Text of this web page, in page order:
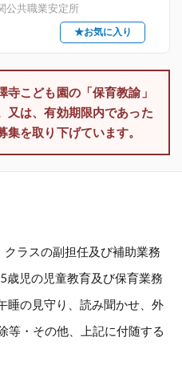
公共職業安定所
★お気に入り
こども園の「保育教諭」
又は、有効期限内であった
を取り下げています。
ラスの副担任及び補助業務
歳児の児童教育及び保育業務
睡の見守り、読み聞かせ、外
等・その他、上記に付随する